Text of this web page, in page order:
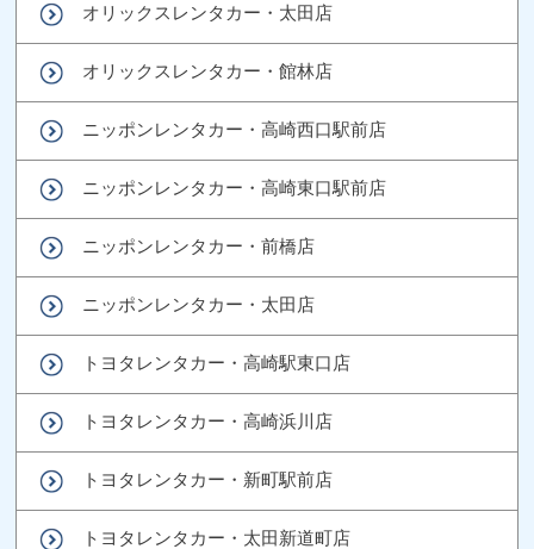
オリックスレンタカー・太田店
オリックスレンタカー・館林店
ニッポンレンタカー・高崎西口駅前店
ニッポンレンタカー・高崎東口駅前店
ニッポンレンタカー・前橋店
ニッポンレンタカー・太田店
トヨタレンタカー・高崎駅東口店
トヨタレンタカー・高崎浜川店
トヨタレンタカー・新町駅前店
トヨタレンタカー・太田新道町店